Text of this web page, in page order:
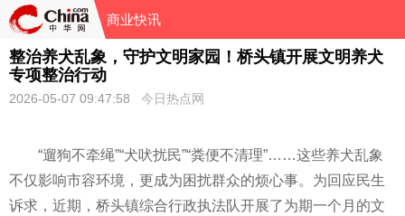
商业快讯
整治养犬乱象，守护文明家园！桥头镇开展文明养犬
专项整治行动
2026-05-07 09:47:58 今日热点网
“遛狗不牵绳”“犬吠扰民”“粪便不清理”……这些养犬乱象
不仅影响市容环境，更成为困扰群众的烦心事。为回应民生
诉求，近期，桥头镇综合行政执法队开展了为期一个月的文